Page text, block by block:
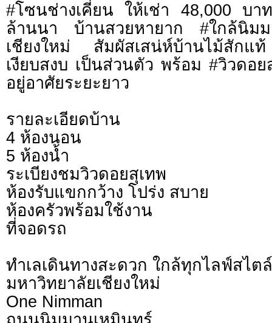
#โซนช่างเคี่ยน ให้เช่า 48,000 บา
ล้านนา บ้านสวยหายาก #ใกล้นิม
เชียงใหม่ สัมผัสเสน่ห์บ้านไม้สักแ
เงียบสงบ เป็นส่วนตัว พร้อม #วิวดอ
อยู่อาศัยระยะยาว
รายละเอียดบ้าน
4 ห้องนอน
5 ห้องน้ำ
ระเบียงชมวิวดอยสุเทพ
ห้องรับแขกกว้าง โปร่ง สบาย
ห้องครัวพร้อมใช้งาน
ที่จอดรถ
ทำเลเดินทางสะดวก ใกล้ทุกไลฟ์สไตล์
มหาวิทยาลัยเชียงใหม่
One Nimman